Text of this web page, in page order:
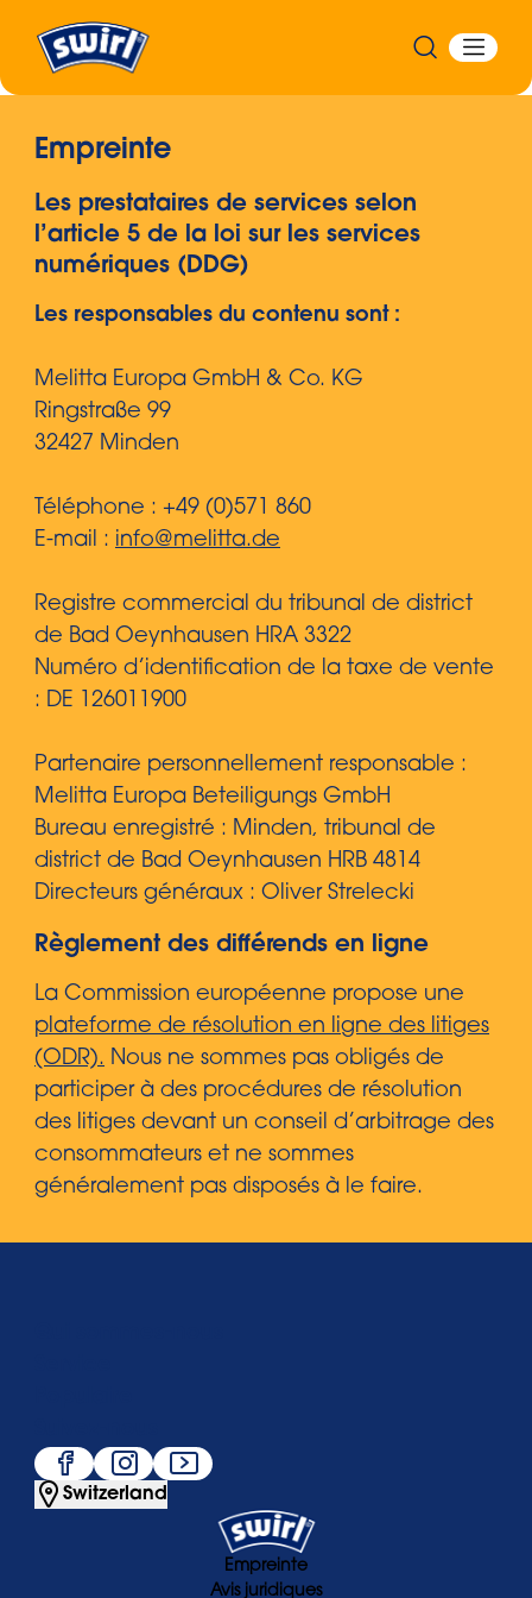
Empreinte
Les prestataires de services selon
l’article 5 de la loi sur les services
numériques (DDG)
Les responsables du contenu sont :
Melitta Europa GmbH & Co. KG
Ringstraße 99
32427 Minden
Téléphone : +49 (0)571 860
E-mail : info@melitta.de
Registre commercial du tribunal de district
de Bad Oeynhausen HRA 3322
Numéro d’identification de la taxe de vente
: DE 126011900
Partenaire personnellement responsable :
Melitta Europa Beteiligungs GmbH
Bureau enregistré : Minden, tribunal de
district de Bad Oeynhausen HRB 4814
Directeurs généraux : Oliver Strelecki
Règlement des différends en ligne
La Commission européenne propose une
plateforme de résolution en ligne des litiges
(ODR). Nous ne sommes pas obligés de
participer à des procédures de résolution
des litiges devant un conseil d’arbitrage des
consommateurs et ne sommes
généralement pas disposés à le faire.
Switzerland
Empreinte
Avis juridiques